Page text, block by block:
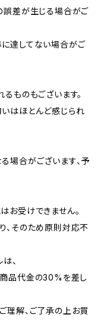
誤差が生じる場合がご
達してない場合がご
ものもございます。
はほとんど感じられ
場合がございます、予
お受けできません。
、そのため原則対応不
、
品代金の30%を差し
理解、ご了承の上お買